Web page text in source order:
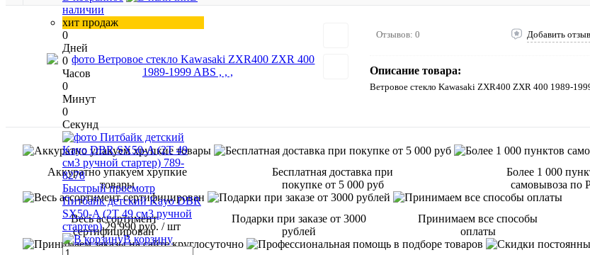
наличии
хит продаж
0
Дней
0
Часов
0
Минут
0
Секунд
Быстрый просмотр
Питбайк детский Kayo DBR
SX50-A (2T 49 см3 ручной
стартер) 29 990 руб. / шт
В корзину
Отзывов: 0 Добавить отзыв
Описание товара:
Ветровое стекло Kawasaki ZXR400 ZXR 400 1989-
Аккуратно упакуем хрупкие
товары
Бесплатная доставка при
покупке от 5 000 руб
Более 1 000
самовывоза по
Весь ассортимент
сертифицирован
Подарки при заказе от 3000
рублей
Принимаем все способы
оплаты